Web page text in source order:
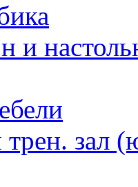
и
трен. зал